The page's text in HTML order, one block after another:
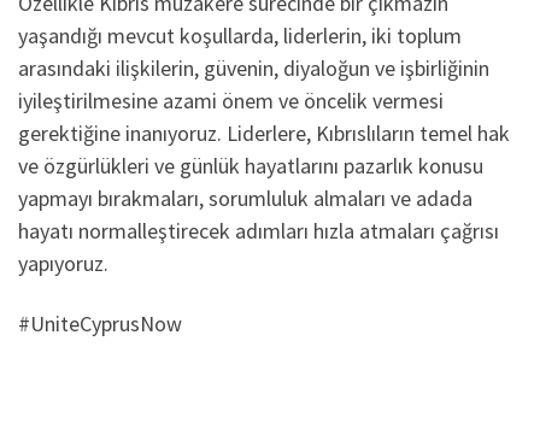
yaşandığı mevcut koşullarda, liderlerin, iki toplum
arasındaki ilişkilerin, güvenin, diyaloğun ve işbirliğinin
iyileştirilmesine azami önem ve öncelik vermesi
gerektiğine inanıyoruz. Liderlere, Kıbrıslıların temel hak
ve özgürlükleri ve günlük hayatlarını pazarlık konusu
yapmayı bırakmaları, sorumluluk almaları ve adada
hayatı normalleştirecek adımları hızla atmaları çağrısı
yapıyoruz.
#UniteCyprusNow